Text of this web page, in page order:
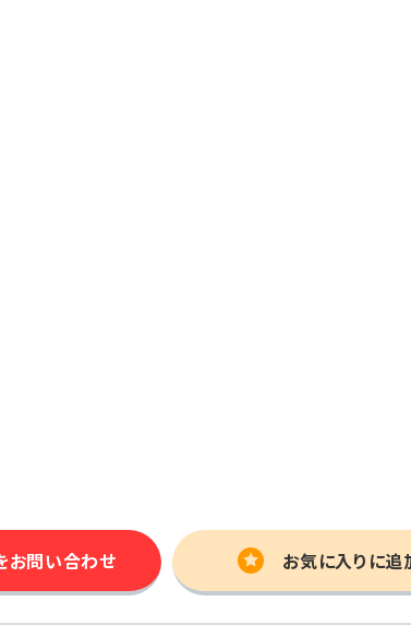
お問い合わせ お気に入りに追